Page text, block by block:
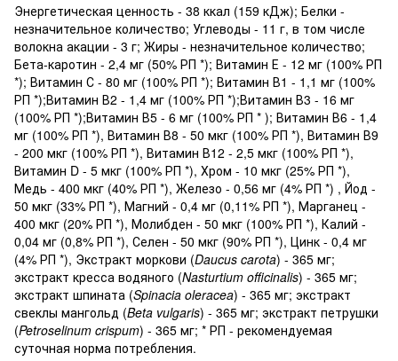
Энергетическая ценность - 38 ккал (159 кДж); Белки -
незначительное количество; Углеводы - 11 г, в том числе
волокна акации - 3 г; Жиры - незначительное количество;
Бета-каротин - 2,4 мг (50% РП *); Витамин Е - 12 мг (100% РП
*); Витамин С - 80 мг (100% РП *); Витамин В1 - 1,1 мг (100%
РП *);Витамин В2 - 1,4 мг (100% РП *);Витамин В3 - 16 мг
(100% РП *);Витамин В5 - 6 мг (100% РП * ); Витамин В6 - 1,4
мг (100% РП *), Витамин В8 - 50 мкг (100% РП *), Витамин В9
- 200 мкг (100% РП *), Витамин В12 - 2,5 мкг (100% РП *),
Витамин D - 5 мкг (100% РП *), Хром - 10 мкг (25% РП *),
Медь - 400 мкг (40% РП *), Железо - 0,56 мг (4% РП *) , Йод -
50 мкг (33% РП *), Магний - 0,4 мг (0,11% РП *), Марганец -
400 мкг (20% РП *), Молибден - 50 мкг (100% РП *), Калий -
0,04 мг (0,8% РП *), Селен - 50 мкг (90% РП *), Цинк - 0,4 мг
(4% РП *), Экстракт моркови (Daucus carota) - 365 мг;
экстракт кресса водяного (Nasturtium officinalis) - 365 мг;
экстракт шпината (Spinacia oleracea) - 365 мг; экстракт
свеклы мангольд (Beta vulgaris) - 365 мг; экстракт петрушки
(Petroselinum crispum) - 365 мг; * РП - рекомендуемая
суточная норма потребления.